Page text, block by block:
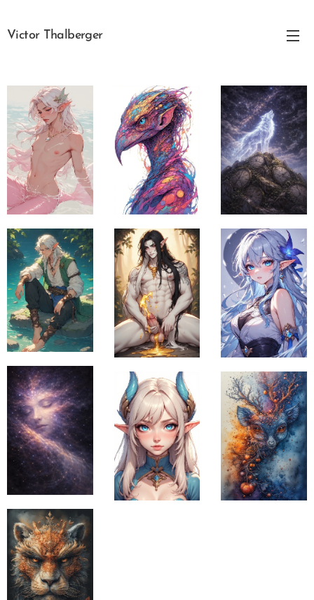
Victor Thalberger